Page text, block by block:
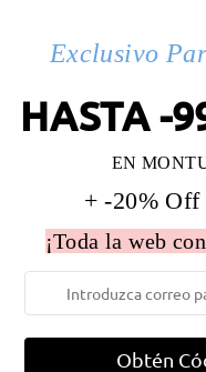
Exclusivo
HASTA -
EN
+ -20% Off
¡Toda la web
Obtén